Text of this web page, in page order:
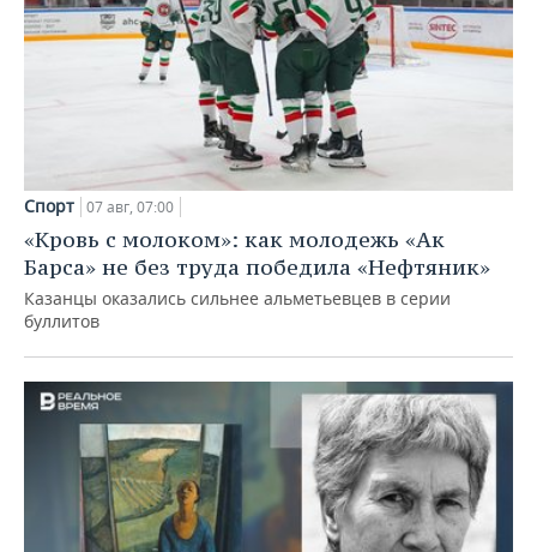
Спорт 07 авг, 07:00
«Кровь с молоком»: как молодежь «Ак
Барса» не без труда победила «Нефтяник»
Казанцы оказались сильнее альметьевцев в серии
буллитов